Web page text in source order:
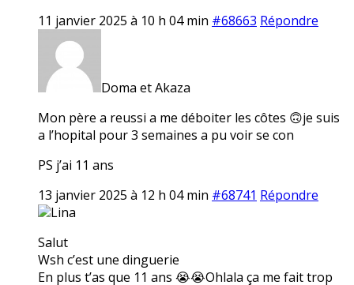
11 janvier 2025 à 10 h 04 min #68663 Répondre
Doma et Akaza
Mon père a reussi a me déboiter les côtes 🙃je suis
a l’hopital pour 3 semaines a pu voir se con
PS j’ai 11 ans
13 janvier 2025 à 12 h 04 min #68741 Répondre
Lina
Salut
Wsh c’est une dinguerie
En plus t’as que 11 ans 😭😭Ohlala ça me fait trop